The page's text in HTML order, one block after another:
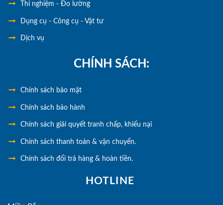
Thí nghiệm - Đo lường
Dụng cụ - Công cụ - Vật tư
Dịch vụ
CHÍNH SÁCH:
Chính sách bảo mật
Chính sách bảo hành
Chính sách giải quyết tranh chấp, khiếu nại
Chính sách thanh toán & vận chuyển.
Chính sách đổi trả hàng & hoàn tiền.
HOTLINE